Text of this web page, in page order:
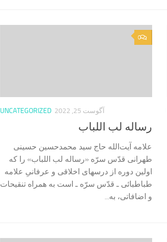
0
UNCATEGORIZED آگوست 25, 2022
رساله لب اللباب
علامه آیت‌الله حاج سید محمد‌حسین حسینی
طهرانی قدّس سرّه «رساله لب اللباب» را که
اولین دوره از درسهای اخلاقی و عرفانیِ علامه
طباطبائی ـ قدّس سرّه ـ است به همراه تنقیحات
و اضافاتی، به...